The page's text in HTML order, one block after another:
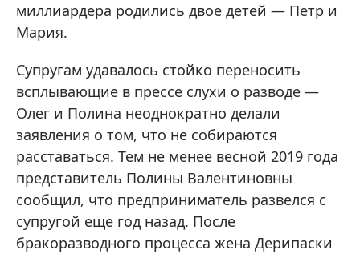
миллиардера родились двое детей — Петр и
Мария.
Супругам удавалось стойко переносить
всплывающие в прессе слухи о разводе —
Олег и Полина неоднократно делали
заявления о том, что не собираются
расставаться. Тем не менее весной 2019 года
представитель Полины Валентиновны
сообщил, что предприниматель развелся с
супругой еще год назад. После
бракоразводного процесса жена Дерипаски